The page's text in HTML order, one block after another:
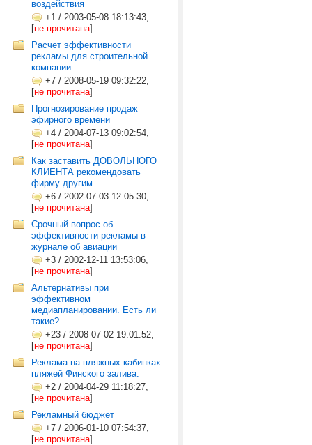
воздействия
+1 / 2003-05-08 18:13:43,
[не прочитана]
Расчет эффективности
рекламы для строительной
компании
+7 / 2008-05-19 09:32:22,
[не прочитана]
Прогнозирование продаж
эфирного времени
+4 / 2004-07-13 09:02:54,
[не прочитана]
Как заставить ДОВОЛЬНОГО
КЛИЕНТА рекомендовать
фирму другим
+6 / 2002-07-03 12:05:30,
[не прочитана]
Срочный вопрос об
эффективности рекламы в
журнале об авиации
+3 / 2002-12-11 13:53:06,
[не прочитана]
Альтернативы при
эффективном
медиапланировании. Есть ли
такие?
+23 / 2008-07-02 19:01:52,
[не прочитана]
Реклама на пляжных кабинках
пляжей Финского залива.
+2 / 2004-04-29 11:18:27,
[не прочитана]
Рекламный бюджет
+7 / 2006-01-10 07:54:37,
[не прочитана]